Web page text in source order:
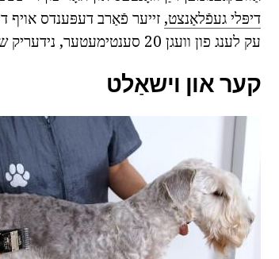
דיפּלי געפֿלאַנצט, זייער פֿאַרב דעפּענדס אויף די
עק לענג פון וועגן 20 סענטימעטער, נידעריק שטעלן.
קער און וישאַלט